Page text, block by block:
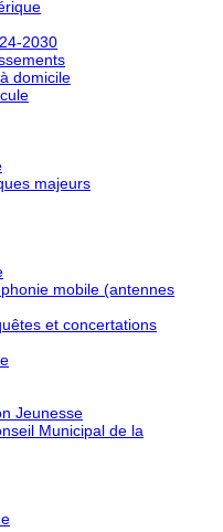
2030
domicile
majeurs
mobile (antennes
et concertations
Jeunesse
Municipal de la